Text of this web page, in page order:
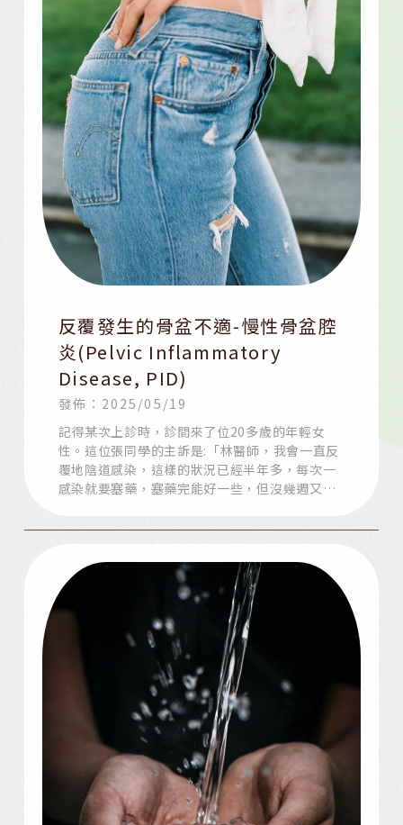
反覆發生的骨盆不適-慢性骨盆腔
炎(Pelvic Inflammatory
Disease, PID)
發佈：2025/05/19
記得某次上診時，診間來了位20多歲的年輕女
性。這位張同學的主訴是:「林醫師，我會一直反
覆地陰道感染，這樣的狀況已經半年多，每次一
感染就要塞藥，塞藥完能好一些，但沒幾週又開